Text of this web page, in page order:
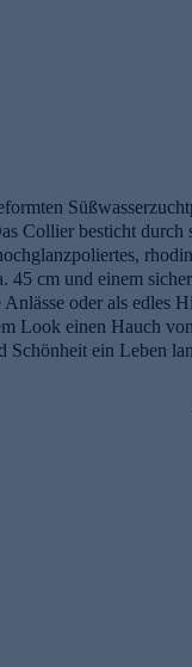
Collier besticht durch
45 cm und einem
oder als edles
Look einen Hauch
Schönheit ein Leben